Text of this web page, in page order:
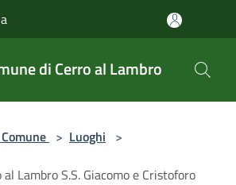
di Cerro al Lambro
> Luoghi >
Lambro S.S. Giacomo e Cristoforo